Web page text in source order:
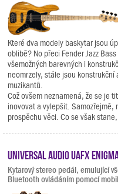
Které dva modely baskytar jsou
oblibě? No přeci Fender Jazz
všemožných barevných i
neomrzely, stále jsou konstrukční
muzikantů.
Což ovšem neznamená, že se je
inovovat a vylepšit. Samozřejmě,
prospěchu věci. Co se však
Universal Audio UAFX
Kytarový stereo pedál, emulující
Bluetooth ovládáním pomocí